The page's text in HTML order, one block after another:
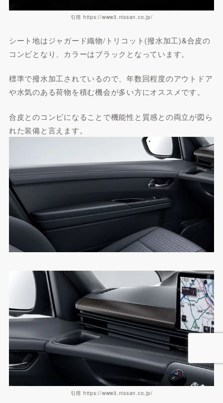
引用 https://www3.nissan.co.jp/
シート地はジャガード織物/トリコット(撥水加工)&合皮の
コンビとなり、カラーはブラックとなっています。
標準で撥水加工されているので、年数回程度のアウトドア
や水気のある荷物を積む機会が多い方にオススメです。
合皮とのコンビになることで機能性と質感との両立が図ら
れた装備と言えます。
引用 https://www3.nissan.co.jp/